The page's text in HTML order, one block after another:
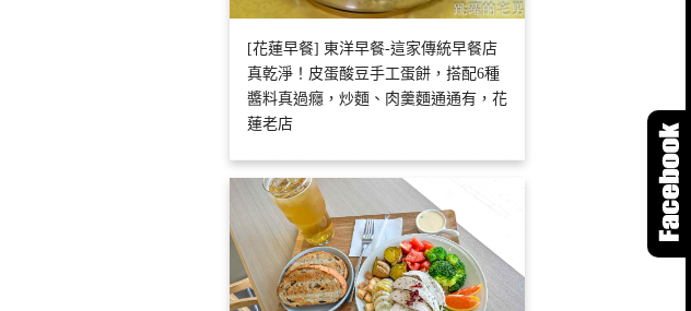
[花蓮早餐] 東洋早餐-這家傳統早餐店
真乾淨！皮蛋酸豆手工蛋餅，搭配6種
醬料真過癮，炒麵、肉羹麵通通有，花
蓮老店